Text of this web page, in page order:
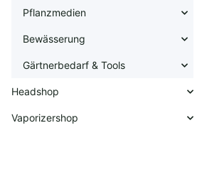
Pflanzmedien
Bewässerung
Gärtnerbedarf & Tools
Headshop
Vaporizershop